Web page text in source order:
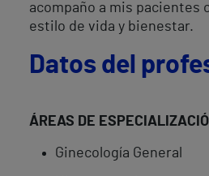
acompaño a mis pacientes
estilo de vida y bienestar.
Datos del
ÁREAS DE
Ginecología General